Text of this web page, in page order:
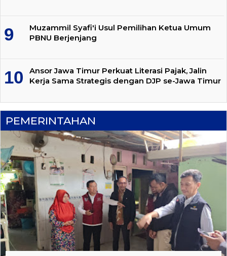
Muzammil Syafi'i Usul Pemilihan Ketua Umum
PBNU Berjenjang
Ansor Jawa Timur Perkuat Literasi Pajak, Jalin
Kerja Sama Strategis dengan DJP se-Jawa Timur
PEMERINTAHAN